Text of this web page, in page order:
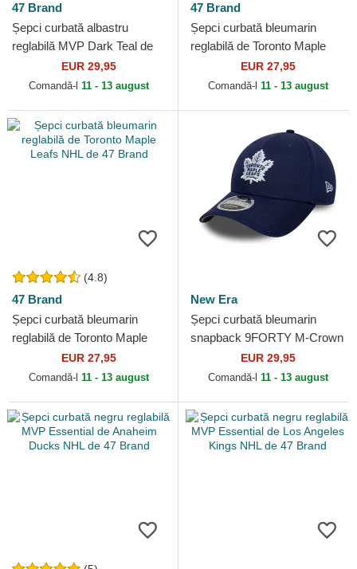
47 Brand
Șepci curbată albastru
reglabilă MVP Dark Teal de
San Jose Sharks NHL de 47
Brand
EUR 29,95
Comandă-l 11 - 13 august
47 Brand
Șepci curbată bleumarin
reglabilă de Toronto Maple
Leafs NHL de 47 Brand
EUR 27,95
Comandă-l 11 - 13 august
(4.8)
47 Brand
Șepci curbată bleumarin
reglabilă de Toronto Maple
Leafs NHL de 47 Brand
EUR 27,95
Comandă-l 11 - 13 august
New Era
Șepci curbată bleumarin
snapback 9FORTY M-Crown
Team de Toronto Maple Leafs
NHL de New Era
EUR 29,95
Comandă-l 11 - 13 august